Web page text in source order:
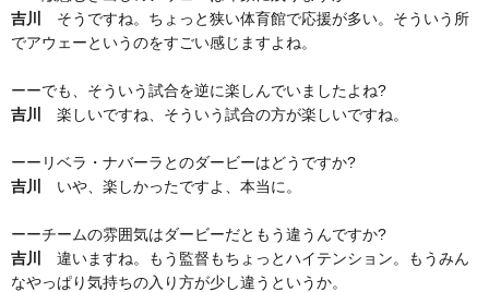
吉川
そうですね。ちょっと狭い体育館で応援が多い。そういう所
でアウェーというのをすごい感じますよね。
ーーでも、そういう試合を逆に楽しんでいましたよね?
吉川
楽しいですね、そういう試合の方が楽しいですね。
ーーリベラ・ナバーラとのダービーはどうですか?
吉川
いや、楽しかったですよ、本当に。
ーーチームの雰囲気はダービーだともう違うんですか?
吉川
違いますね。もう監督もちょっとハイテンション。もうみん
なやっぱり気持ちの入り方が少し違うというか。